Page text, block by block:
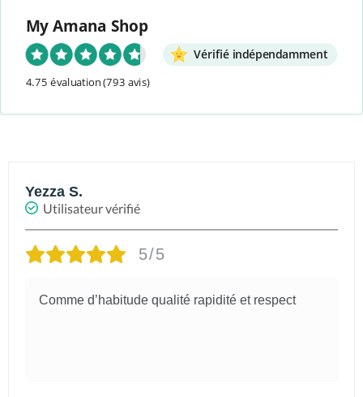
Made in France
14 kcal/100ml seulement !
My Amana Shop
Vérifié indépendamment
4.75 évaluation(793 avis)
Yezza S.
Utilisateur vérifié
5/5
Comme d’habitude qualité rapidité et respect